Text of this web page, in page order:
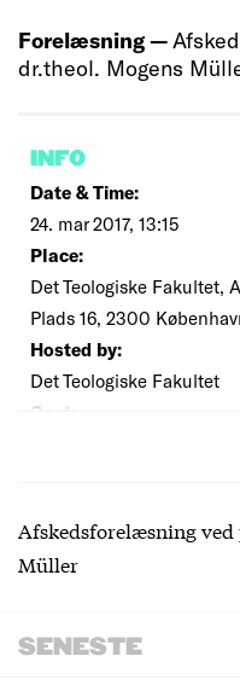
Forelæsning —
dr.theol. Mogens
INFO
Date & Time:
24. mar 2017, 13:15
Place:
Det Teologiske Fakultet,
Plads 16, 2300
Hosted by:
Det Teologiske Fakultet
Cost:
Afskedsforelæsning ved
Müller
SENESTE